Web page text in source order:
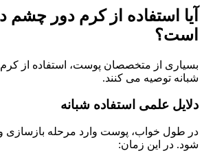
آیا استفاده از کرم دور چشم
است؟
بسیاری از متخصصان پوست، استفاده از
شبانه توصیه می کنند.
دلایل علمی استفاده شبانه
در طول خواب، پوست وارد مرحله بازسازی
شود. در این زمان: